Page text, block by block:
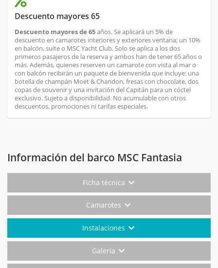
Descuento mayores 65
Descuento mayores de 65años. Se aplicará un 5% de
descuento en camarotes interiores y exteriores ventana; un 10%
en balcón, suite o MSC Yacht Club. Solo se aplica a los dos
primeros pasajeros de la reserva y ambos han de tener 65 años o
más. Además, quienes reserven un camarote con vista al mar o
con balcón recibirán un paquete de bienvenida que incluye: una
botella de champán Moët & Chandon, fresas con chocolate, dos
copas de souvenir y una invitación del Capitán para un cóctel
exclusivo. Sujeto a disponibilidad. No acumulable con otros
descuentos, promociones ni tarifas especiales.
Información del barco MSC Fantasia
Ficha técnica
Camarotes
Instalaciones
Galería